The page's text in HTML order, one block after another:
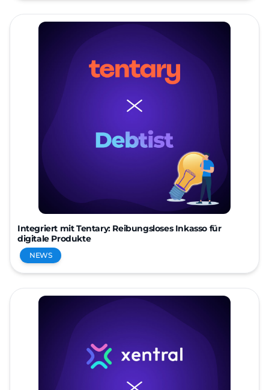
Integriert mit Tentary: Reibungsloses Inkasso für
digitale Produkte
NEWS